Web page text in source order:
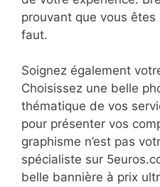
prouvant que vous êtes
faut.
Soignez également
Choisissez une belle
thématique de vos
pour présenter vos
graphisme n’est pas
spécialiste sur
belle bannière à prix